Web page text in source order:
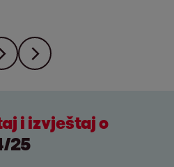
i izvještaj o
25